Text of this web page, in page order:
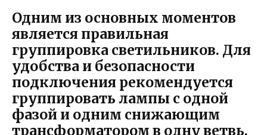
Одним из основных моментов
является правильная
группировка светильников. Для
удобства и безопасности
подключения рекомендуется
группировать лампы с одной
фазой и одним снижающим
трансформатором в одну ветвь.